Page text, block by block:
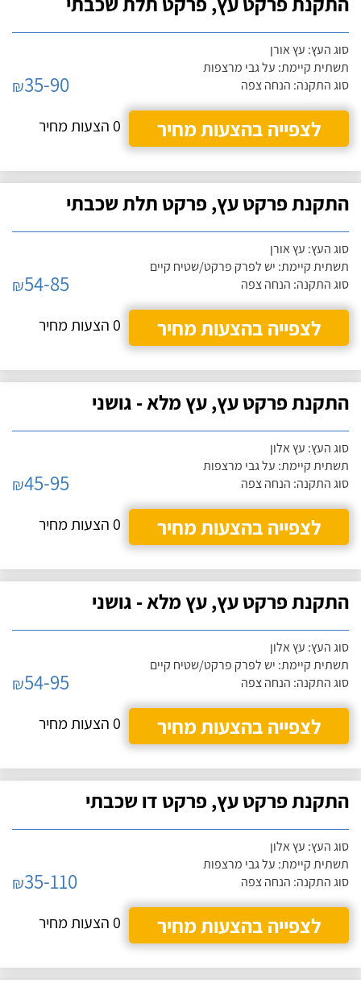
סוג העץ: עץ אורן
תשתית קיימת: על גבי מרצפות
סוג התקנה: הנחה צפה
₪35-90
לצפייה בהצעות מחיר
0 הצעות מחיר
התקנת פרקט עץ, פרקט תלת שכבתי
סוג העץ: עץ אורן
תשתית קיימת: יש לפרק פרקט/שטיח קיים
סוג התקנה: הנחה צפה
₪54-85
לצפייה בהצעות מחיר
0 הצעות מחיר
התקנת פרקט עץ, עץ מלא - גושני
סוג העץ: עץ אלון
תשתית קיימת: על גבי מרצפות
סוג התקנה: הנחה צפה
₪45-95
לצפייה בהצעות מחיר
0 הצעות מחיר
התקנת פרקט עץ, עץ מלא - גושני
סוג העץ: עץ אלון
תשתית קיימת: יש לפרק פרקט/שטיח קיים
סוג התקנה: הנחה צפה
₪54-95
לצפייה בהצעות מחיר
0 הצעות מחיר
התקנת פרקט עץ, פרקט דו שכבתי
סוג העץ: עץ אלון
תשתית קיימת: על גבי מרצפות
סוג התקנה: הנחה צפה
₪35-110
לצפייה בהצעות מחיר
0 הצעות מחיר